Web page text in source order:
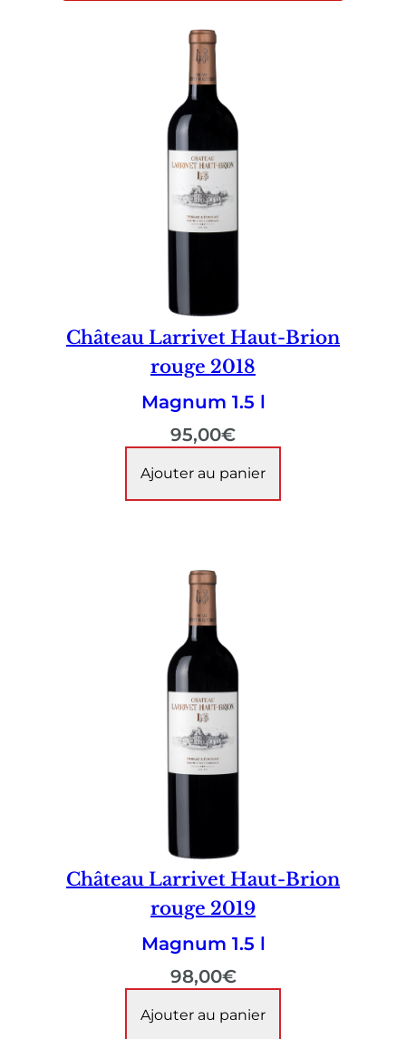
Château Larrivet Haut-Brion
rouge 2018
Magnum 1.5 l
95,00€
Ajouter au panier
Château Larrivet Haut-Brion
rouge 2019
Magnum 1.5 l
98,00€
Ajouter au panier